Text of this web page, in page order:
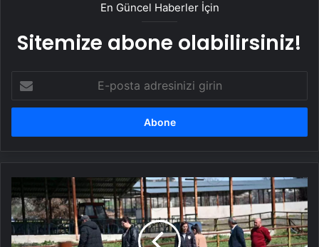
En Güncel Haberler İçin
Sitemize abone olabilirsiniz!
posta
adresinizi
Büyükşehir
Belediyesi'nden
'Tek
Dam'